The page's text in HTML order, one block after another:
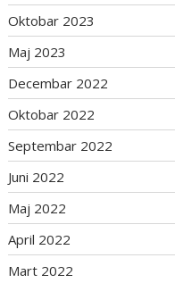
Oktobar 2023
Maj 2023
Decembar 2022
Oktobar 2022
Septembar 2022
Juni 2022
Maj 2022
April 2022
Mart 2022